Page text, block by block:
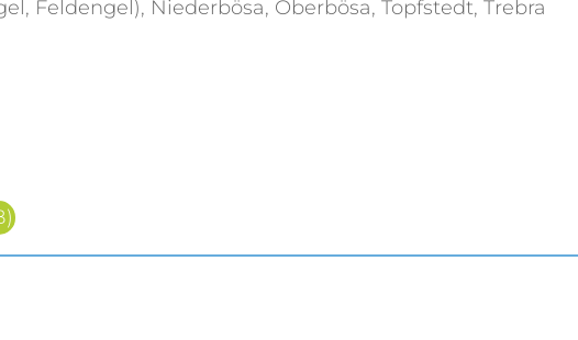
Feldengel), Niederbösa, Oberbösa, Topfstedt, Trebra